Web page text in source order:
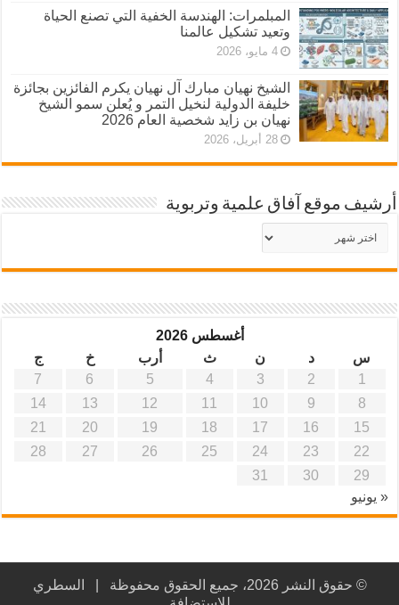
المبلمرات: الهندسة الخفية التي تصنع الحياة
وتعيد تشكيل عالمنا
4 مايو، 2026
الشيخ نهيان مبارك آل نهيان يكرم الفائزين بجائزة
خليفة الدولية لنخيل التمر و يُعلن سمو الشيخ
نهيان بن زايد شخصية العام 2026
28 أبريل، 2026
أرشيف موقع آفاق علمية وتربوية
أرشيف
موقع
آفاق
أغسطس 2026
س
د ن ث أرب خ
ج
1
2
3
4
5
6
7
8
9
10
11
12
13
14
15
16
17
18
19
20
21
22
23
24
25
26
27
28
29
30
31
« يونيو
© حقوق النشر 2026، جميع الحقوق محفوظة |
السطري